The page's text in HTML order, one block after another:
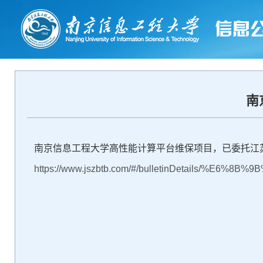
南
南京信息工程大学高性能计算平台维保项目，已委托
https://www.jszbtb.com/#/bulletinDetails/